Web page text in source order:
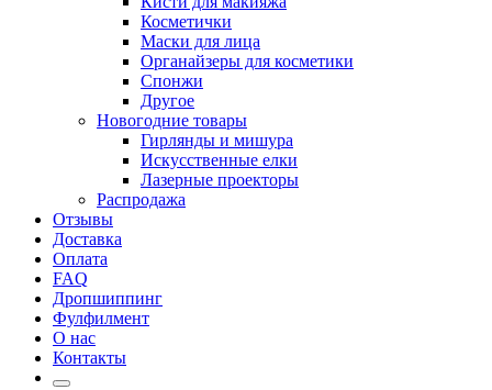
Косметички
Маски для лица
Органайзеры для косметики
Спонжи
Другое
Новогодние товары
Гирлянды и мишура
Искусственные елки
Лазерные проекторы
Распродажа
Отзывы
Доставка
Оплата
FAQ
Дропшиппинг
Фулфилмент
О нас
Контакты